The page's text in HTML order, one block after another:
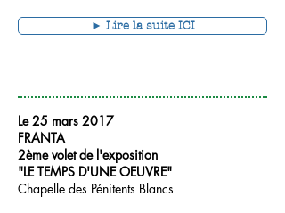
► Lire la suite ICI
Le 25 mars 2017
FRANTA
2ème volet de l'exposition
"LE TEMPS D'UNE OEUVRE"
Chapelle des Pénitents Blancs